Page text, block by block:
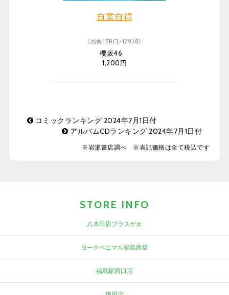
自業自得
（品番：SRCL-12928）
櫻坂46
1,200円
コミックランキング 2024年7月1日付
アルバムCDランキング 2024年7月1日付
※岩瀬書店調べ ※表記価格は全て税込です
STORE INFO
八木田店プラスゲオ
ヨークベニマル福島西店
福島駅西口店